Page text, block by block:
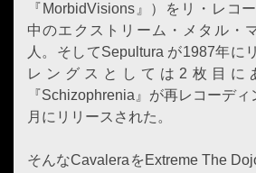
『MorbidVisions』）をリ・レコ
中のエクストリーム・メタル・
人。そしてSepultura が1987年に
レングスとしては2枚目に
『Schizophrenia』が再レコーデ
月にリリースされた。
そんなCavaleraをExtreme The